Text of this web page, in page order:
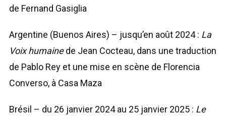
de Fernand Gasiglia
Argentine (Buenos Aires) – jusqu’en août 2024 : La
Voix humainede Jean Cocteau, dans une traduction
de Pablo Rey et une mise en scène de Florencia
Converso, à Casa Maza
Brésil – du 26 janvier 2024 au 25 janvier 2025 : Le